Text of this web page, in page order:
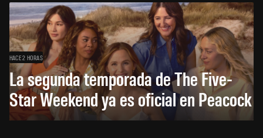
HACE 2 HORAS
La segunda temporada de The Five-
Star Weekend ya es oficial en Peacock